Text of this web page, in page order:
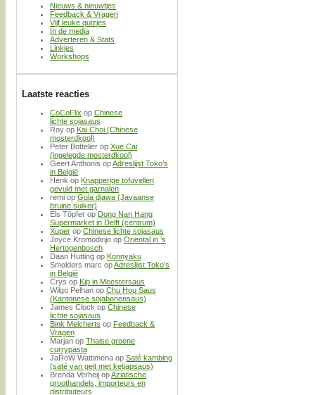
Nieuws & nieuwtjes
Feedback & Vragen
Vijf leuke quizjes
In de media
Adverteren & Stats
Linkjes
Workshops
Laatste reacties
CoCoFlix op Chinese
lichte sojasaus
Roy op Kai Choi (Chinese
mosterdkool)
Peter Bottelier op Xue Cai
(ingelegde mosterdkool)
Geert Anthonis opAdreslijst Toko’s
in België
Henk op Knapperige tofuvellen
gevuld met garnalen
remi op Gula djawa (Javaanse
bruine suiker)
Els Töpfer op Dong Nan Hang
Supermarket in Delft (centrum)
Xuper op Chinese lichte sojasaus
Joyce Kromodirijo op Oriental in ’s
Hertogenbosch
Daan Hutting op Konnyaku
Smolders marc opAdreslijst Toko’s
in België
Crys op Kip in Meestersaus
Wilgo Pelhan op Chu Hou Saus
(Kantonese sojabonensaus)
James Clock op Chinese
lichte sojasaus
Bink Melcherts op Feedback &
Vragen
Marjan op Thaise groene
currypasta
JaRoW Wattimena op Saté kambing
(saté van geit met ketjapsaus)
Brenda Verheij opAziatische
groothandels, importeurs en
distributeurs